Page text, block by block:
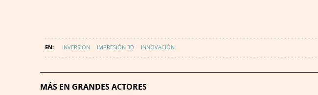
INVERSIÓN IMPRESIÓN 3D INNOVACIÓN
MÁS EN GRANDES ACTORES